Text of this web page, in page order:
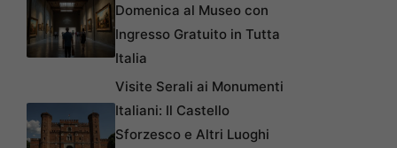
Domenica al Museo con
Ingresso Gratuito in Tutta
Italia
Visite Serali ai Monumenti
Italiani: Il Castello
Sforzesco e Altri Luoghi